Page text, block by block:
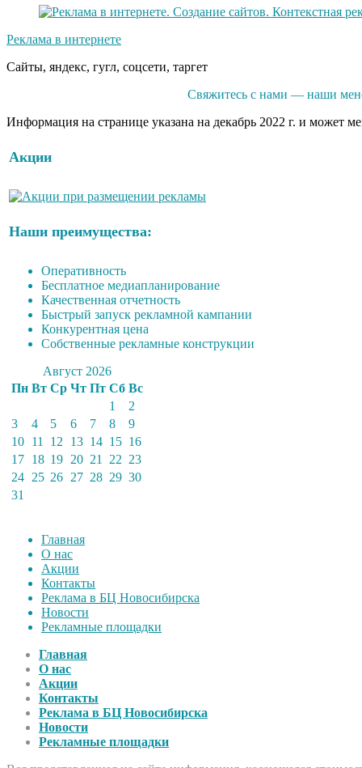
Реклама в интернете
Сайты, яндекс, гугл, соцсети, таргет
Свяжитесь с нами — наши
Информация на странице указана на декабрь 2022 г. и может
Акции
Наши преимущества:
Оперативность
Бесплатное медиапланирование
Качественная отчетность
Быстрый запуск рекламной кампании
Конкурентная цена
Собственные рекламные конструкции
Август 2026
Пн Вт Ср Чт Пт Сб Вс
1
2
3
4 5 6 7 8
9
10 11 12 13 14 15 16
17 18 19 20 21 22 23
24 25 26 27 28 29 30
31
Главная
О нас
Акции
Контакты
Реклама в БЦ Новосибирска
Новости
Рекламные площадки
Главная
О нас
Акции
Контакты
Реклама в БЦ Новосибирска
Новости
Рекламные площадки